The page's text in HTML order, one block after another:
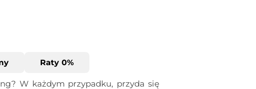
Raty 0%
W każdym przypadku, przyda się